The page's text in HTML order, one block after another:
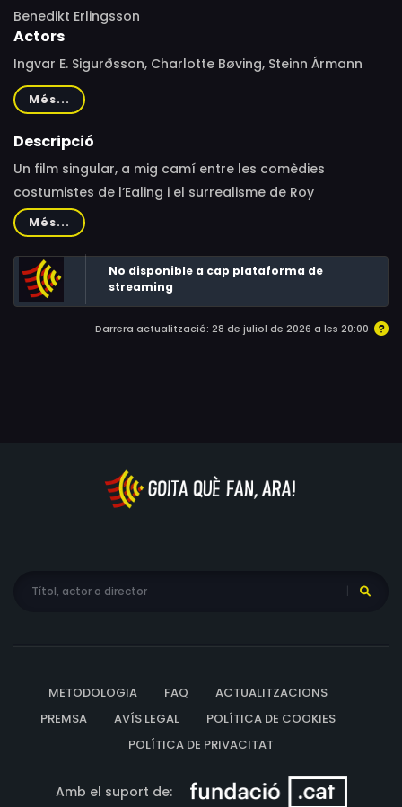
Benedikt Erlingsson
Actors
Ingvar E. Sigurðsson, Charlotte Bøving, Steinn Ármann
Magnússon, Kristbjörg Kjeld, Helgi Björnsson, Kjartan
Ragnarsson, Sigríður María Egilsdóttir, Juan Camillo
Roman Estrada, Johann Pall Oddson, Halldóra
Baater, Atli Rafn Sigurðsson, Ólafur Flosason, Erlingur
Gíslason, Hallmar Sigurðsson, Kjartan Bjargmundsson,
María Ellingsen, Svandís Dóra Einarsdóttir, Juris
Zablockis, Ikor Lezhenko
Més...
Descripció
Un film singular, a mig camí entre les comèdies
costumistes de l’Ealing i el surrealisme de Roy
Andersson, que enllaça petites històries d’un llogaret
rural.
Més...
No disponible a cap plataforma de
streaming
Darrera actualització: 28 de juliol de 2026 a les 20:00
METODOLOGIA FAQ
ACTUALITZACIONS
PREMSA
AVÍS LEGAL
POLÍTICA DE COOKIES
POLÍTICA DE PRIVACITAT
Amb el suport de: